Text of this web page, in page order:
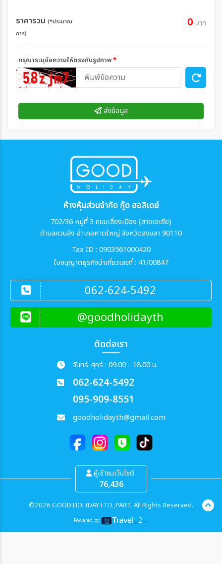
ราคารวม (*ประมาณ
การ)
0 บาท
กรุณาระบุข้อความให้ตรงกับรูปภาพ*
ส่งข้อมูล
ห้างหุ้นส่วนจำกัด กู๊ด ฮอลิเดย์
702/36 หมู่ที่ 3 ถนนเลี่ยงเมือง (สายเอเซีย)
ตำบลควนลัง อำเภอหาดใหญ่ จังหวัดสงขลา 90110
Tax ID : 0903561000420
ใบอนุญาตธุรกิจนำเที่ยวเลขที่ : 41/00847
062-624-5492
@goodholidayth
ติดต่อเรา
จันทร์-ศุกร์ : 09.00 - 18.00 น.
062-624-5492
095-909-8551
goodholidayth@gmail.com
ผู้เข้าชมเว็บไซต์
76,436
©2026 GOOD HOLIDAY LTD.,PART. All Rights Reserved.
Powered by